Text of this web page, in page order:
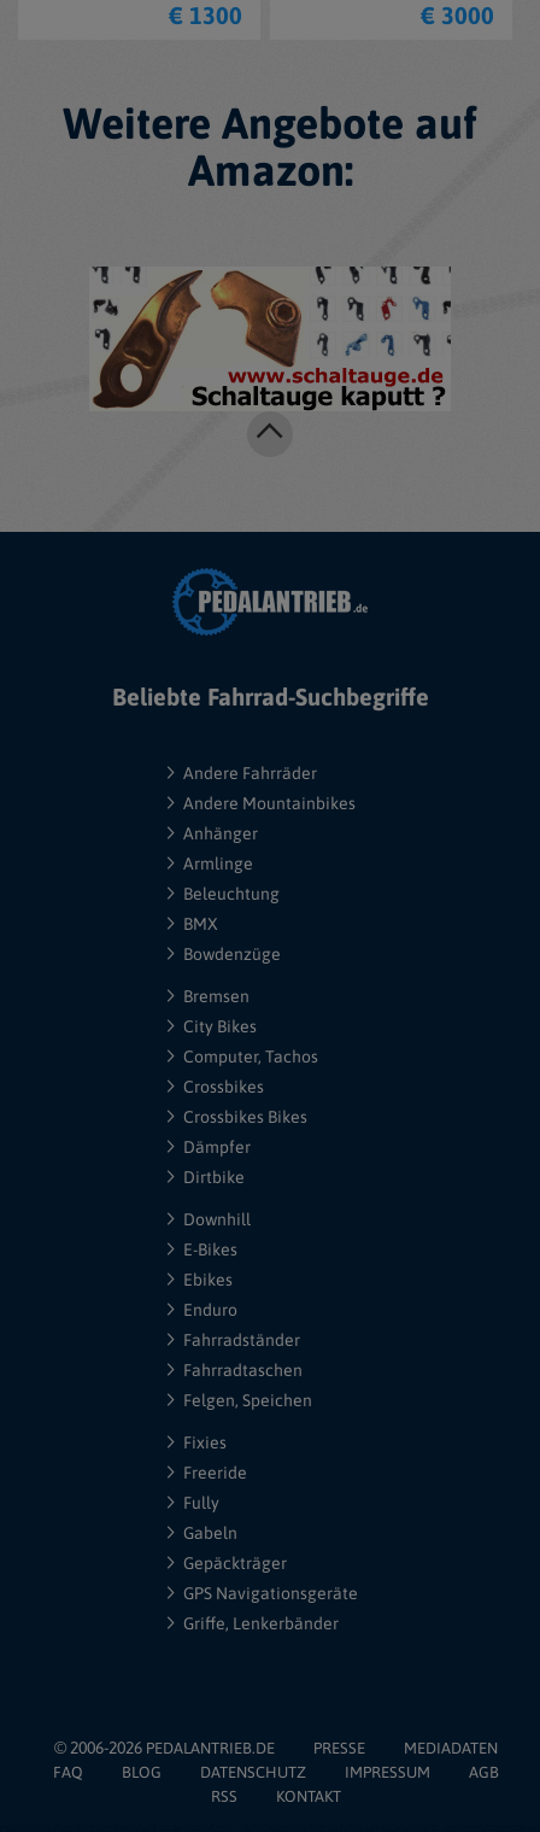
€ 1300 € 3000
Weitere Angebote auf
Amazon:
Beliebte Fahrrad-Suchbegriffe
Andere Fahrräder
Andere Mountainbikes
Anhänger
Armlinge
Beleuchtung
BMX
Bowdenzüge
Bremsen
City Bikes
Computer, Tachos
Crossbikes
Crossbikes Bikes
Dämpfer
Dirtbike
Downhill
E-Bikes
Ebikes
Enduro
Fahrradständer
Fahrradtaschen
Felgen, Speichen
Fixies
Freeride
Fully
Gabeln
Gepäckträger
GPS Navigationsgeräte
Griffe, Lenkerbänder
© 2006-2026 PEDALANTRIEB.DE PRESSE
MEDIADATEN
FAQ
BLOG DATENSCHUTZ IMPRESSUM
AGB
RSS
KONTAKT